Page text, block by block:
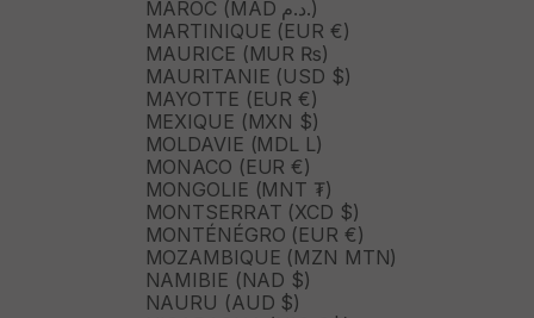
MAROC (MAD د.م.)
MARTINIQUE (EUR €)
MAURICE (MUR ₨)
MAURITANIE (USD $)
MAYOTTE (EUR €)
MEXIQUE (MXN $)
MOLDAVIE (MDL L)
MONACO (EUR €)
MONGOLIE (MNT ₮)
MONTSERRAT (XCD $)
MONTÉNÉGRO (EUR €)
MOZAMBIQUE (MZN MTN)
NAMIBIE (NAD $)
NAURU (AUD $)